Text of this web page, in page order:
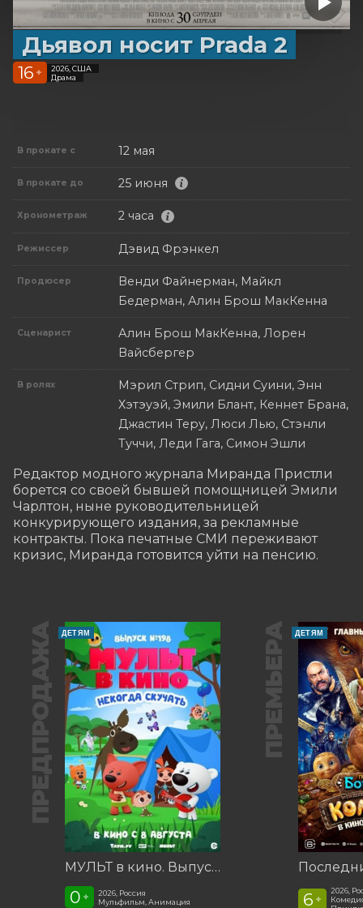
Дьявол носит Prada 2
16 +
2026, США
Драма
В прокате с 12 мая
В прокате до 25 июня
Хронометраж 2 часа
Режиссер Дэвид Фрэнкел
Продюсер
Венди Файнерман, Майкл
Бедерман, Алин Брош МакКенна
Сценарист
Алин Брош МакКенна, Лорен
Вайсбергер
В ролях
Мэрил Стрип, Сидни Суини, Энн
Хэтэуэй, Эмили Блант, Кеннет Брана,
Джастин Теру, Люси Лью, Стэнли
Туччи, Леди Гага, Симон Эшли
Редактор модного журнала Миранда Пристли
борется со своей бывшей помощницей Эмили
Чарлтон, ныне руководительницей
конкурирующего издания, за рекламные
контракты. Пока печатные СМИ переживают
кризис, Миранда готовится уйти на пенсию.
ПРЕДПРОДАЖА ДЕТЯМ
МУЛЬТ в кино. Выпуск №198. Некогда скучать
0 +
2026, Россия
Мульфильм, Анимация
ПРЕМЬЕРА ДЕТЯМ
6 +
2026,